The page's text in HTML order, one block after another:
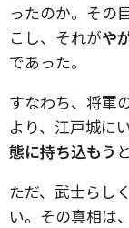
ったのか。その
こし、それがや
であった。
すなわち、将軍
より、江戸城に
態に持ち込もう
ただ、武士らし
い。その真相は